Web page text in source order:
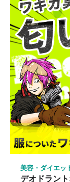
美容・ダイエッ
デオドラン